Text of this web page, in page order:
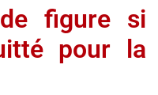
figure si
pour la